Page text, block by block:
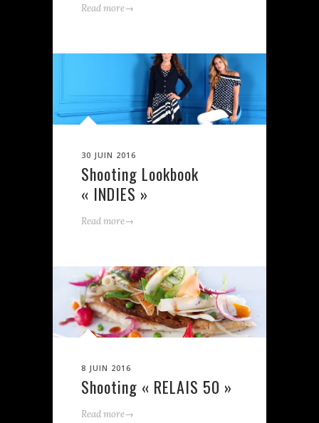
Read more→
30 JUIN 2016
Shooting Lookbook
« INDIES »
Read more→
8 JUIN 2016
Shooting « RELAIS 50 »
Read more→